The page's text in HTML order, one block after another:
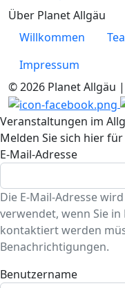
Über Planet Allgäu
Willkommen
Impressum
© 2026 Planet Allgäu
Veranstaltungen im
Melden Sie sich hier
E-Mail-Adresse
Die E-Mail-Adresse
verwendet, wenn Sie
kontaktiert werden
Benachrichtigungen.
Benutzername